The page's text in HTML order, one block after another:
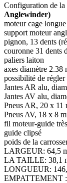
Configuration de la
Anglewinder)
moteur cage
support moteur
pignon, 13 dents
couronne 31 dents
paliers laiton
axes diamètre 2.38
possibilité de régler
Jantes AR alu,
Jantes AV alu,
Pneus AR, 20 x 11
Pneus AV, 18 x 8
fil moteur-guide
guide clipsé
poids de la
LARGEUR: 64,5
LA TAILLE: 38,1
LONGUEUR:
EMPATTEMENT